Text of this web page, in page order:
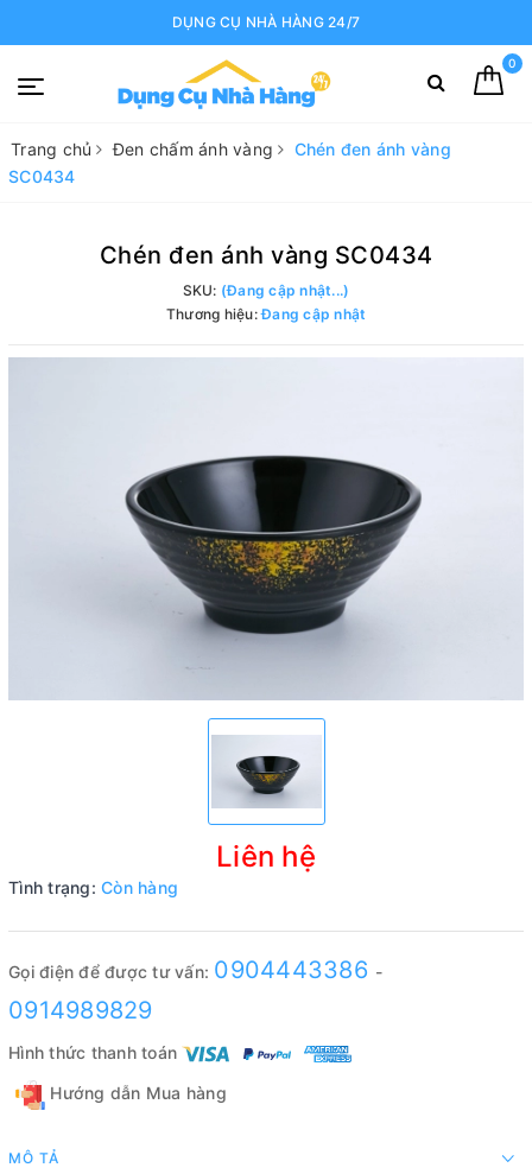
DỤNG CỤ NHÀ HÀNG 24/7
0
Trang chủ Đen chấm ánh vàng
Chén đen ánh vàng
SC0434
Chén đen ánh vàng SC0434
SKU: (Đang cập nhật...)
Thương hiệu:Đang cập nhật
Liên hệ
Tình trạng: Còn hàng
Gọi điện để được tư vấn: 0904443386 -
0914989829
Hình thức thanh toán
Hướng dẫn Mua hàng
MÔ TẢ